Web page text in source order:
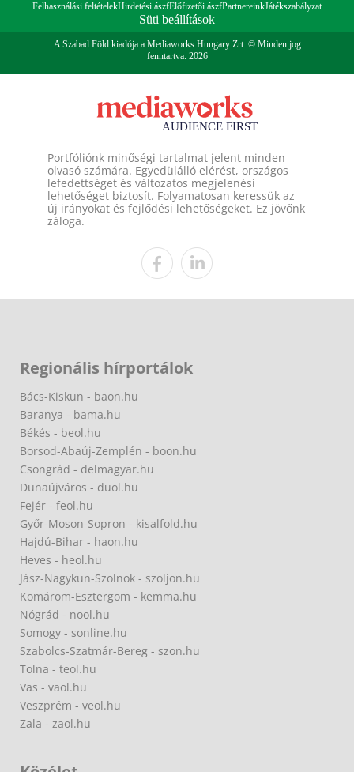
Felhasználási feltételekHirdetési ászfElőfizetői ászfPartnereinkJátékszabályzat
Süti beállítások
A Szabad Föld kiadója a Mediaworks Hungary Zrt. © Minden jog
fenntartva. 2026
Portfóliónk minőségi tartalmat jelent minden
olvasó számára. Egyedülálló elérést, országos
lefedettséget és változatos megjelenési
lehetőséget biztosít. Folyamatosan keressük az
új irányokat és fejlődési lehetőségeket. Ez jövőnk
záloga.
Regionális hírportálok
Bács-Kiskun - baon.hu
Baranya - bama.hu
Békés - beol.hu
Borsod-Abaúj-Zemplén - boon.hu
Csongrád - delmagyar.hu
Dunaújváros - duol.hu
Fejér - feol.hu
Győr-Moson-Sopron - kisalfold.hu
Hajdú-Bihar - haon.hu
Heves - heol.hu
Jász-Nagykun-Szolnok - szoljon.hu
Komárom-Esztergom - kemma.hu
Nógrád - nool.hu
Somogy - sonline.hu
Szabolcs-Szatmár-Bereg - szon.hu
Tolna - teol.hu
Vas - vaol.hu
Veszprém - veol.hu
Zala - zaol.hu